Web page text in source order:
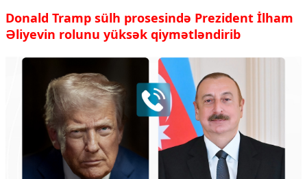
Donald Tramp sülh prosesində Prezident İlham
Əliyevin rolunu yüksək qiymətləndirib